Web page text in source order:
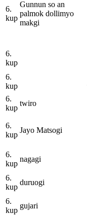
6.
kup
Gunnun so an
palmok dollimyo
makgi
6.
kup
6.
kup
6.
kup
twiro
6.
kup
Jayo Matsogi
6.
kup
nagagi
6.
kup
duruogi
6.
kup
gujari